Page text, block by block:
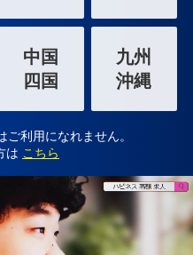
中国
四国
九州
沖縄
利用になれません。
は こちら